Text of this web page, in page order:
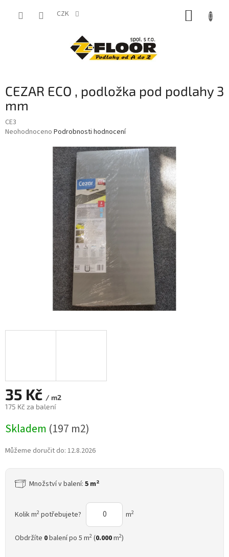
CZK
CEZAR ECO , podložka pod podlahy 3
mm
CE3
Průměrné
Neohodnoceno Podrobnosti hodnocení
35 Kč / m2
175 Kč za balení
cena:
Skladem (197 m2)
Můžeme doručit do: 12.8.2026
Množství v balení: 5 m2
Kolik m2 potřebujete? m2
Obdržíte 0balení po 5 m2 (0.000m2)